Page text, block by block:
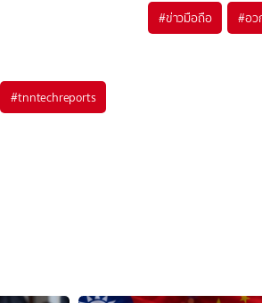
#tnntechreports
#ข่าวมือถือ #อว